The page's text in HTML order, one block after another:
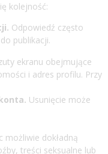
kolejność:
Odpowiedź często
publikacji.
ekranu obejmujące
i adres profilu. Przy
Usunięcie może
możliwie dokładną
treści seksualne lub